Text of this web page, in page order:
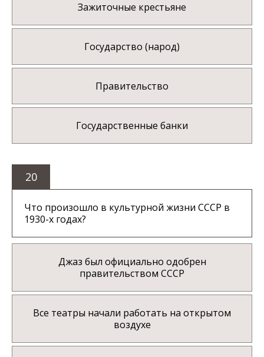
Зажиточные крестьяне
Государство (народ)
Правительство
Государственные банки
20
Что произошло в культурной жизни СССР в
1930-х годах?
Джаз был официально одобрен
правительством СССР
Все театры начали работать на открытом
воздухе